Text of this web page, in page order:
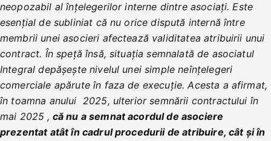
neopozabil al înțelegerilor interne dintre asociați. Este
esențial de subliniat că nu orice dispută internă între
membrii unei asocieri afectează validitatea atribuirii unui
contract. În speță însă, situația semnalată de asociatul
Integral depășește nivelul unei simple neînțelegeri
comerciale apărute în faza de execuție. Acesta a afirmat,
în toamna anului 2025, ulterior semnării contractului în
mai 2025 , că nu a semnat acordul de asociere
prezentat atât în cadrul procedurii de atribuire, cât și în